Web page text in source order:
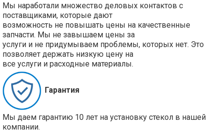
Мы наработали множество деловых контактов с
поставщиками, которые дают
возможность не повышать цены на качественные
запчасти. Мы не завышаем цены за
услуги и не придумываем проблемы, которых нет. Это
позволяет держать низкую цену на
все услуги и расходные материалы.
Гарантия
Мы даем гарантию 10 лет на установку стекол в нашей
компании.